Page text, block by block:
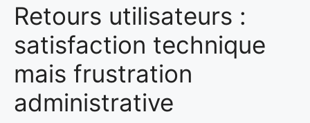
Retours utilisateurs :
satisfaction technique
mais frustration
administrative